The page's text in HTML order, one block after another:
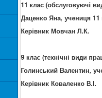
11 клас (обслуговуючі
Даценко Яна, учениця 11
Керівник Мовчан Л.К.
9 клас (технічні види
Голинський Валентин,
Керівник Коваленко В.І.